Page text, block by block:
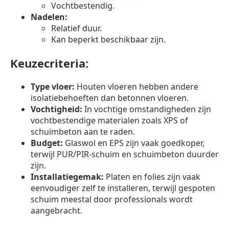
Vochtbestendig.
Nadelen:
Relatief duur.
Kan beperkt beschikbaar zijn.
Keuzecriteria:
Type vloer: Houten vloeren hebben andere
isolatiebehoeften dan betonnen vloeren.
Vochtigheid: In vochtige omstandigheden zijn
vochtbestendige materialen zoals XPS of
schuimbeton aan te raden.
Budget: Glaswol en EPS zijn vaak goedkoper,
terwijl PUR/PIR-schuim en schuimbeton duurder
zijn.
Installatiegemak: Platen en folies zijn vaak
eenvoudiger zelf te installeren, terwijl gespoten
schuim meestal door professionals wordt
aangebracht.